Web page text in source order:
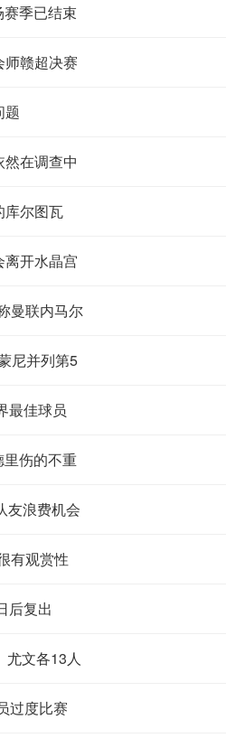
季已结束
赣超决赛
题
在调查中
库尔图瓦
开水晶宫
曼联内马尔
尼并列第5
最佳球员
伤的不重
友浪费机会
有观赏性
后复出
尤文各13人
过度比赛